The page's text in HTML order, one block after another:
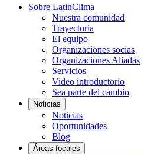
Sobre LatinClima
Nuestra comunidad
Trayectoria
El equipo
Organizaciones socias
Organizaciones Aliadas
Servicios
Video introductorio
Sea parte del cambio
Noticias
Noticias
Oportunidades
Blog
Áreas focales